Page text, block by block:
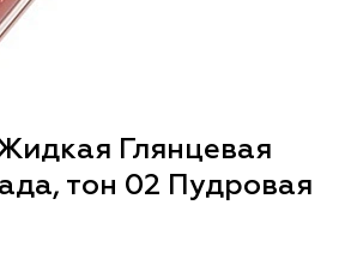
Жидкая Глянцевая
тон 02 Пудровая